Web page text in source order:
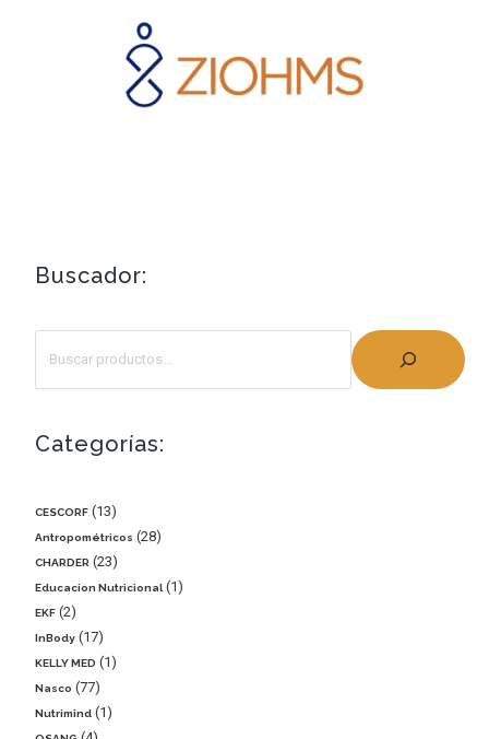
Buscador:
Categorías:
CESCORF 13
Antropométricos 28
CHARDER 23
Educacion Nutricional 1
EKF 2
InBody 17
KELLY MED 1
Nasco 77
Nutrimind 1